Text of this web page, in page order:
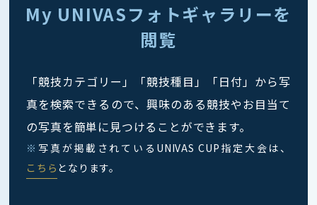
My UNIVASフォトギャラリーを
閲覧
「競技カテゴリー」「競技種目」「日付」から写
真を検索できるので、興味のある競技やお目当て
の写真を簡単に見つけることができます。
※ 写真が掲載されているUNIVAS CUP指定大会は、
こちら となります。